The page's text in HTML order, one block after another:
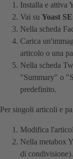
Installa e attiva
Vai su Yoast
Nella scheda
Carica
articolo o una
Nella scheda
"Summary" o
predefinito.
Per singoli articoli e
Modifica
Nella metabox
di condivisione).